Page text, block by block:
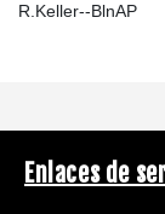
R.Keller--BlnAP
Enlaces de